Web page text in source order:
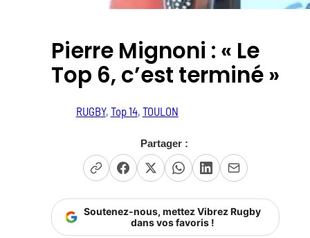
Pierre Mignoni : « Le
Top 6, c’est terminé »
RUGBY, Top 14, TOULON
Partager :
Soutenez-nous, mettez Vibrez Rugby
dans vos favoris !